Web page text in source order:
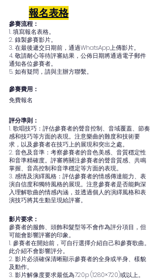
報名表格
參賽流程：
1. 填寫報名表格。
2. 錄製參賽影片。
3. 在最後遞交日期前，通過WhatsApp上傳影片。
4. 敬請耐心等待評審結果，公佈日期將通過電子郵件
通知各位參賽者。
5. 如有疑問，請與主辦方聯繫。
參賽費用：
免費報名
評分準則：
1. 歌唱技巧：評估參賽者的聲音控制、音域覆蓋、節奏
感和技巧等方面的表現。注意樂曲的難度和技術要
求，以及參賽者在技巧上的展現和突出之處。
2. 音色及音準：考察參賽者的音色美感、音質穩定性
和音準精確度。評審將關注參賽者的聲音質感、共鳴
掌握、音高控制和音準穩定等方面的表現。
3. 感情及演繹風格：評估參賽者的情感傳達能力、表
演自信度和獨特風格的展現。注意參賽者是否能夠深
入理解歌曲的情感內涵，並透過個人的演繹風格和表
演技巧將其生動呈現給評審。
影片要求：
參賽者的服飾、頭飾和髮型等不會作為評分項目，但
可能會影響評審的印象。
1. 參賽者在開始前，可自行選擇介紹自己和參賽歌曲。
此介紹不會影響評分。
2. 影片必須確保清晰顯示參賽者的全身或半身、樣貌
及動作。
3. 影片解像度要求最低為720p (1280×720)或以上。